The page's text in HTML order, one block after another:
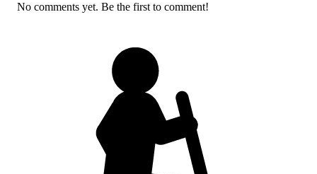
No comments yet. Be the first to comment!